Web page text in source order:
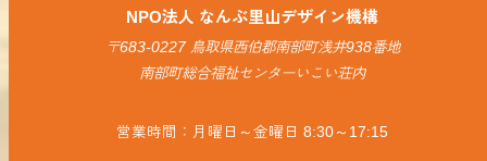
NPO法人 なんぶ里山デザイン機構
〒683-0227 鳥取県西伯郡南部町浅井938番地
南部町総合福祉センターいこい荘内
営業時間：月曜日～金曜日 8:30～17:15